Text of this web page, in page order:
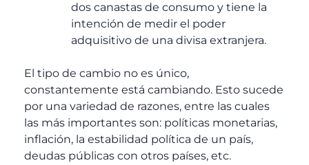
dos canastas de consumo y tiene la
intención de medir el poder
adquisitivo de una divisa extranjera.
El tipo de cambio no es único,
constantemente está cambiando. Esto sucede
por una variedad de razones, entre las cuales
las más importantes son: políticas monetarias,
inflación, la estabilidad política de un país,
deudas públicas con otros países, etc.